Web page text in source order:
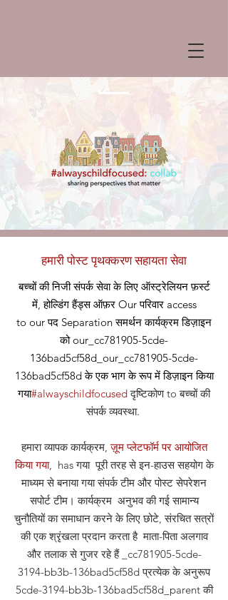
हमारी पोस्ट पृथक्करण सहायता सेवा
बच्चों की निजी संपर्क सेवा के लिए ऑस्ट्रेलियन फ़र्स्ट
में, होल्डिंग हैंड्स ऑफ़र Ourपरिवार access
to ourपद Separation समर्थन कार्यक्रम डिज़ाइन
को our_cc781905-5cde-
136bad5cf58d_our_cc781905-5cde-
136bad5cf58d के एक भाग के रूप में डिज़ाइन किया
गया#alwayschildfocusedदृष्टिकोणto बच्चों की
संपर्क व्यवस्था.
हमारा व्यापक कार्यक्रम,ज़ूम प्लेटफॉर्म पर आयोजित
किया गया, has गया पूरी तरह से इन-हाउस सहयोग के
माध्यम से बनाया गया संपर्क टीम और पोस्ट सेपरेशन
सपोर्ट टीम। कार्यक्रम अनुभव की गई सामान्य
चुनौतियों का समाधान करने के लिए छोटे, संरचित सत्रों
की एक श्रृंखला प्रदान करता है माता-पिता अलगाव
और तलाक से गुजर रहे हैं _cc781905-5cde-
3194-bb3b-136bad5cf58d प्रत्येक के अनुरूप
5cde-3194-bb3b-136bad5cf58d_parent की